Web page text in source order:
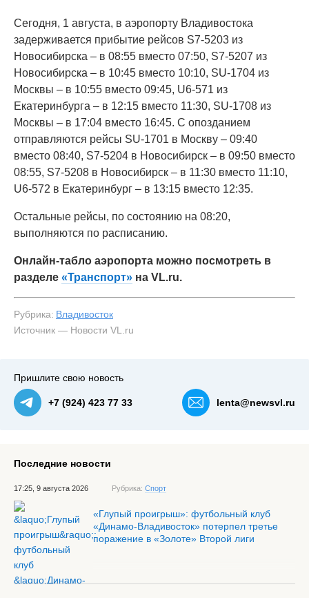
Сегодня, 1 августа, в аэропорту Владивостока
задерживается прибытие рейсов S7-5203 из
Новосибирска – в 08:55 вместо 07:50, S7-5207 из
Новосибирска – в 10:45 вместо 10:10, SU-1704 из
Москвы – в 10:55 вместо 09:45, U6-571 из
Екатеринбурга – в 12:15 вместо 11:30, SU-1708 из
Москвы – в 17:04 вместо 16:45. С опозданием
отправляются рейсы SU-1701 в Москву – 09:40
вместо 08:40, S7-5204 в Новосибирск – в 09:50 вместо
08:55, S7-5208 в Новосибирск – в 11:30 вместо 11:10,
U6-572 в Екатеринбург – в 13:15 вместо 12:35.
Остальные рейсы, по состоянию на 08:20,
выполняются по расписанию.
Онлайн-табло аэропорта можно посмотреть в
разделе «Транспорт» на VL.ru.
Рубрика: Владивосток
Источник — Новости VL.ru
Пришлите свою новость
+7 (924) 423 77 33 lenta@newsvl.ru
Последние новости
17:25, 9 августа 2026 Рубрика: Спорт
«Глупый проигрыш»: футбольный клуб
«Динамо-Владивосток» потерпел третье
поражение в «Золоте» Второй лиги